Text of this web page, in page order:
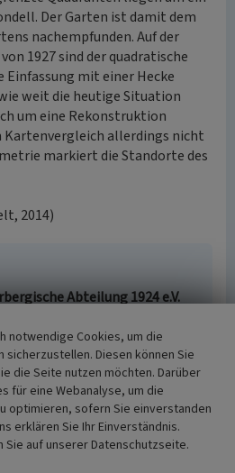
Der Garten ist damit dem
nachempfunden. Auf der
1927 sind der quadratische
Einfassung mit einer Hecke
weit die heutige Situation
um eine Rekonstruktion
Kartenvergleich allerdings nicht
markiert die Standorte des
2014)
Abteilung 1924 e.V.
(Hrsg.)
oberbergischer
Geschichte,
notwendige Cookies, um die
Diesen können Sie
die Seite nutzen möchten. Darüber
für eine Webanalyse, um die
optimieren, sofern Sie einverstanden
erklären Sie Ihr Einverständnis.
auf unserer Datenschutzseite.